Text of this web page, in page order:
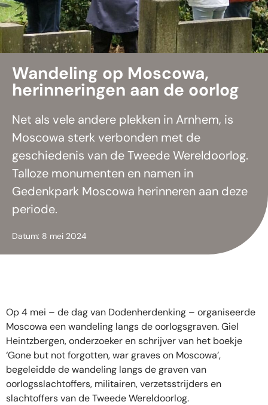
Wandeling op Moscowa,
herinneringen aan de oorlog
Net als vele andere plekken in Arnhem, is
Moscowa sterk verbonden met de
geschiedenis van de Tweede Wereldoorlog.
Talloze monumenten en namen in
Gedenkpark Moscowa herinneren aan deze
periode.
Datum: 8 mei 2024
Op 4 mei – de dag van Dodenherdenking – organiseerde
Moscowa een wandeling langs de oorlogsgraven. Giel
Heintzbergen, onderzoeker en schrijver van het boekje
‘Gone but not forgotten, war graves on Moscowa’,
begeleidde de wandeling langs de graven van
oorlogsslachtoffers, militairen, verzetsstrijders en
slachtoffers van de Tweede Wereldoorlog.